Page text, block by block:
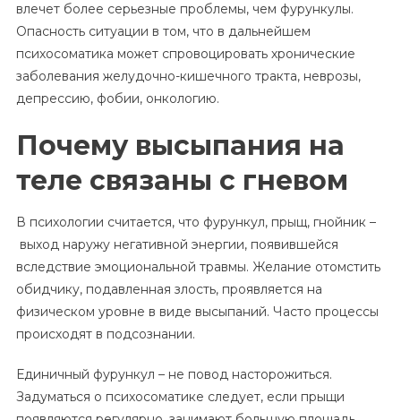
влечет более серьезные проблемы, чем фурункулы.
Опасность ситуации в том, что в дальнейшем
психосоматика может спровоцировать хронические
заболевания желудочно-кишечного тракта, неврозы,
депрессию, фобии, онкологию.
Почему высыпания на
теле связаны с гневом
В психологии считается, что фурункул, прыщ, гнойник –
выход наружу негативной энергии, появившейся
вследствие эмоциональной травмы. Желание отомстить
обидчику, подавленная злость, проявляется на
физическом уровне в виде высыпаний. Часто процессы
происходят в подсознании.
Единичный фурункул – не повод насторожиться.
Задуматься о психосоматике следует, если прыщи